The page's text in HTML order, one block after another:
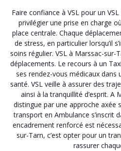
Faire confiance à VSL pour un
privilégier une prise en charge
place centrale. Chaque
de stress, en particulier lorsqu’il
soins régulier. VSL à Marssac-sur-
déplacements. Le recours à un
ses rendez-vous médicaux dans
santé. VSL veille à assurer des
ainsi à la tranquillité d’esprit. A
distingue par une approche axée
transport en Ambulance s’inscrit
encadrement renforcé est
sur-Tarn, c’est opter pour un
rassurer